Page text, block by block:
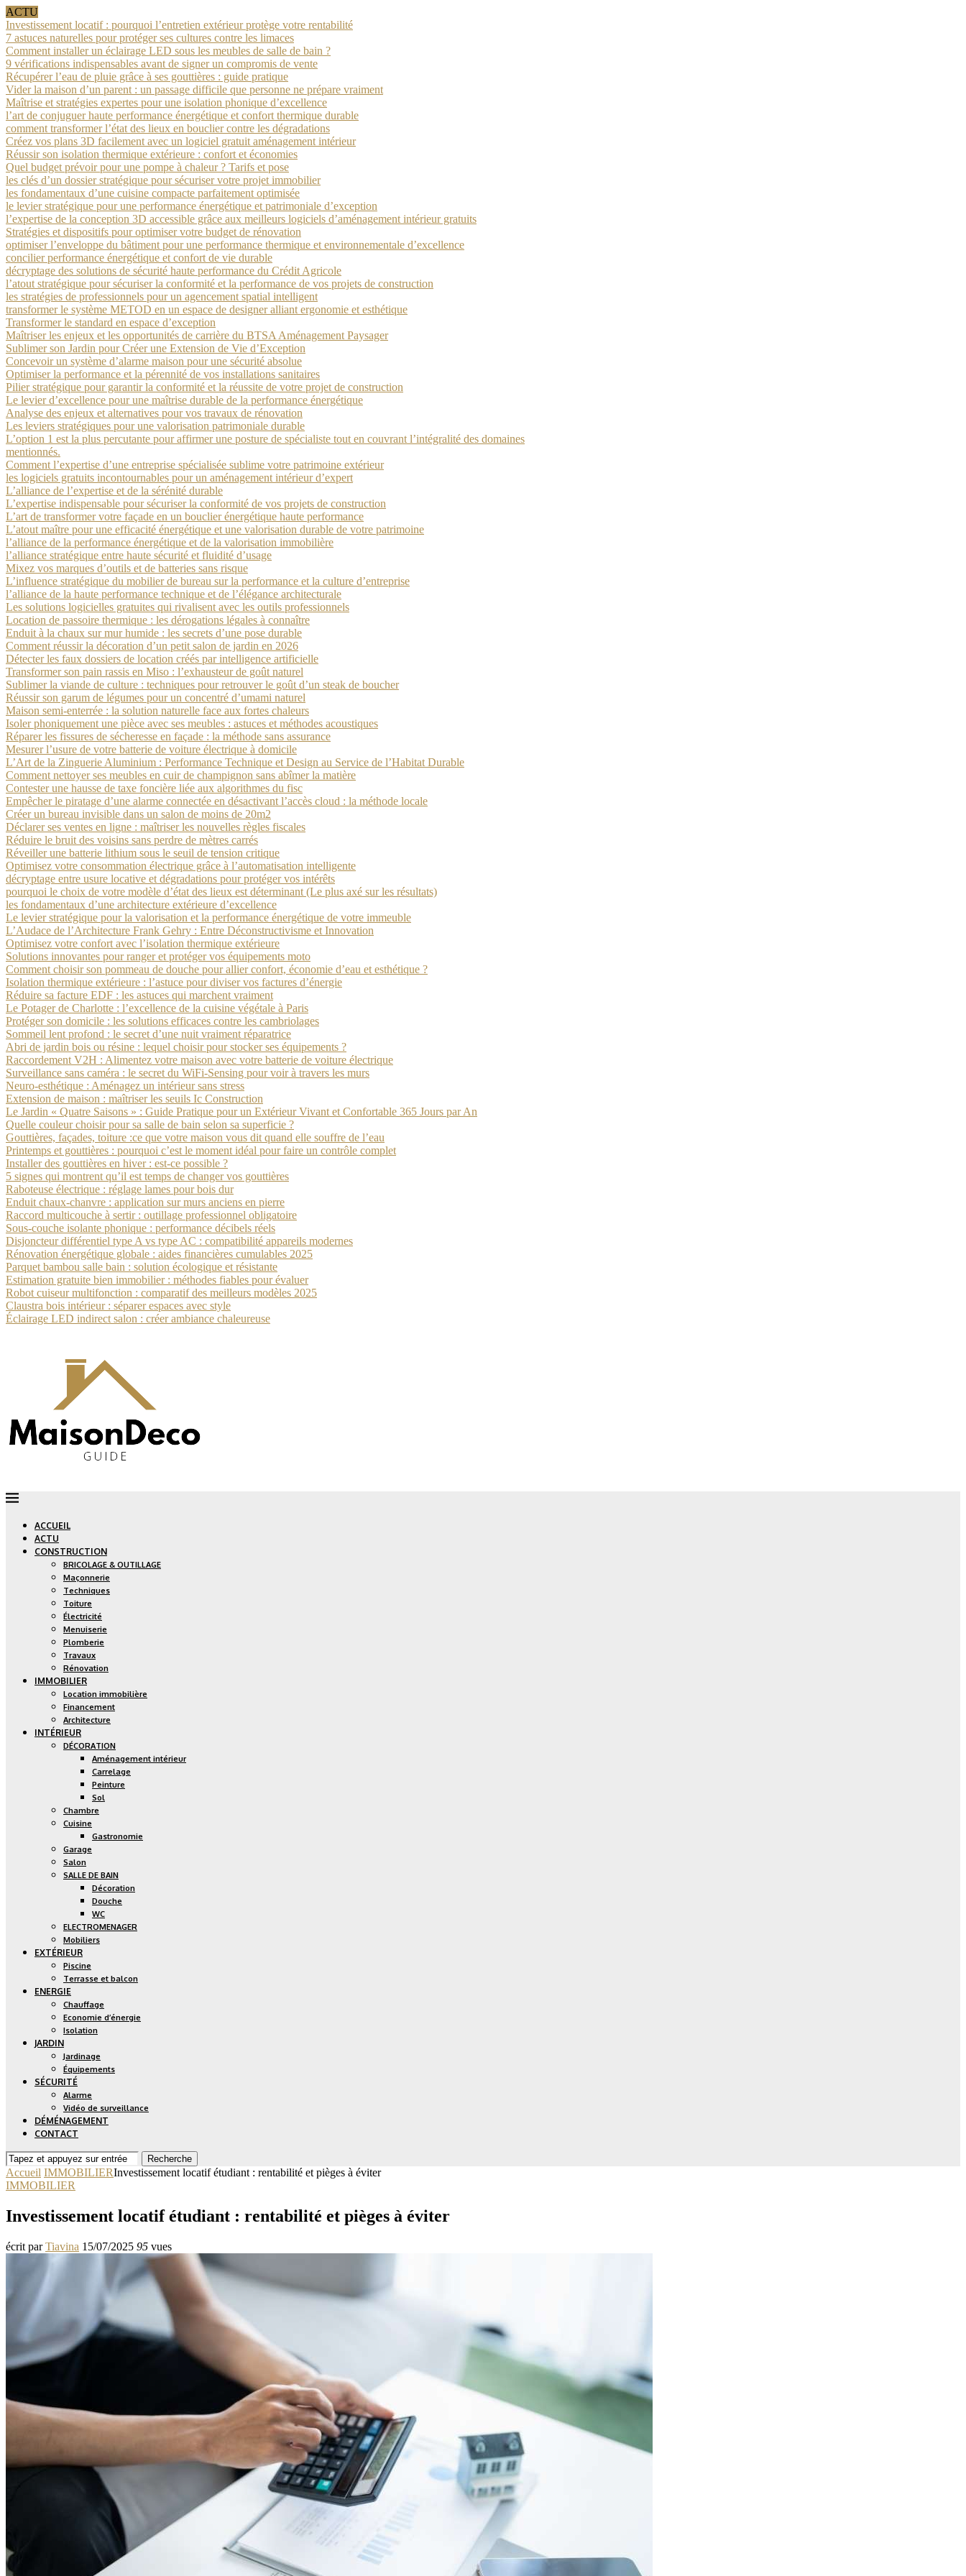
ACTU
Investissement locatif : pourquoi l’entretien extérieur protège votre rentabilité
7 astuces naturelles pour protéger ses cultures contre les limaces
Comment installer un éclairage LED sous les meubles de salle de bain ?
9 vérifications indispensables avant de signer un compromis de vente
Récupérer l’eau de pluie grâce à ses gouttières : guide pratique
Vider la maison d’un parent : un passage difficile que personne ne prépare vraiment
Maîtrise et stratégies expertes pour une isolation phonique d’excellence
l’art de conjuguer haute performance énergétique et confort thermique durable
comment transformer l’état des lieux en bouclier contre les dégradations
Créez vos plans 3D facilement avec un logiciel gratuit aménagement intérieur
Réussir son isolation thermique extérieure : confort et économies
Quel budget prévoir pour une pompe à chaleur ? Tarifs et pose
les clés d’un dossier stratégique pour sécuriser votre projet immobilier
les fondamentaux d’une cuisine compacte parfaitement optimisée
le levier stratégique pour une performance énergétique et patrimoniale d’exception
l’expertise de la conception 3D accessible grâce aux meilleurs logiciels d’aménagement intérieur gratuits
Stratégies et dispositifs pour optimiser votre budget de rénovation
optimiser l’enveloppe du bâtiment pour une performance thermique et environnementale d’excellence
concilier performance énergétique et confort de vie durable
décryptage des solutions de sécurité haute performance du Crédit Agricole
l’atout stratégique pour sécuriser la conformité et la performance de vos projets de construction
les stratégies de professionnels pour un agencement spatial intelligent
transformer le système METOD en un espace de designer alliant ergonomie et esthétique
Transformer le standard en espace d’exception
Maîtriser les enjeux et les opportunités de carrière du BTSA Aménagement Paysager
Sublimer son Jardin pour Créer une Extension de Vie d’Exception
Concevoir un système d’alarme maison pour une sécurité absolue
Optimiser la performance et la pérennité de vos installations sanitaires
Pilier stratégique pour garantir la conformité et la réussite de votre projet de construction
Le levier d’excellence pour une maîtrise durable de la performance énergétique
Analyse des enjeux et alternatives pour vos travaux de rénovation
Les leviers stratégiques pour une valorisation patrimoniale durable
L’option 1 est la plus percutante pour affirmer une posture de spécialiste tout en couvrant l’intégralité des domaines
mentionnés.
Comment l’expertise d’une entreprise spécialisée sublime votre patrimoine extérieur
les logiciels gratuits incontournables pour un aménagement intérieur d’expert
L’alliance de l’expertise et de la sérénité durable
L’expertise indispensable pour sécuriser la conformité de vos projets de construction
L’art de transformer votre façade en un bouclier énergétique haute performance
L’atout maître pour une efficacité énergétique et une valorisation durable de votre patrimoine
l’alliance de la performance énergétique et de la valorisation immobilière
l’alliance stratégique entre haute sécurité et fluidité d’usage
Mixez vos marques d’outils et de batteries sans risque
L’influence stratégique du mobilier de bureau sur la performance et la culture d’entreprise
l’alliance de la haute performance technique et de l’élégance architecturale
Les solutions logicielles gratuites qui rivalisent avec les outils professionnels
Location de passoire thermique : les dérogations légales à connaître
Enduit à la chaux sur mur humide : les secrets d’une pose durable
Comment réussir la décoration d’un petit salon de jardin en 2026
Détecter les faux dossiers de location créés par intelligence artificielle
Transformer son pain rassis en Miso : l’exhausteur de goût naturel
Sublimer la viande de culture : techniques pour retrouver le goût d’un steak de boucher
Réussir son garum de légumes pour un concentré d’umami naturel
Maison semi-enterrée : la solution naturelle face aux fortes chaleurs
Isoler phoniquement une pièce avec ses meubles : astuces et méthodes acoustiques
Réparer les fissures de sécheresse en façade : la méthode sans assurance
Mesurer l’usure de votre batterie de voiture électrique à domicile
L’Art de la Zinguerie Aluminium : Performance Technique et Design au Service de l’Habitat Durable
Comment nettoyer ses meubles en cuir de champignon sans abîmer la matière
Contester une hausse de taxe foncière liée aux algorithmes du fisc
Empêcher le piratage d’une alarme connectée en désactivant l’accès cloud : la méthode locale
Créer un bureau invisible dans un salon de moins de 20m2
Déclarer ses ventes en ligne : maîtriser les nouvelles règles fiscales
Réduire le bruit des voisins sans perdre de mètres carrés
Réveiller une batterie lithium sous le seuil de tension critique
Optimisez votre consommation électrique grâce à l’automatisation intelligente
décryptage entre usure locative et dégradations pour protéger vos intérêts
pourquoi le choix de votre modèle d’état des lieux est déterminant (Le plus axé sur les résultats)
les fondamentaux d’une architecture extérieure d’excellence
Le levier stratégique pour la valorisation et la performance énergétique de votre immeuble
L’Audace de l’Architecture Frank Gehry : Entre Déconstructivisme et Innovation
Optimisez votre confort avec l’isolation thermique extérieure
Solutions innovantes pour ranger et protéger vos équipements moto
Comment choisir son pommeau de douche pour allier confort, économie d’eau et esthétique ?
Isolation thermique extérieure : l’astuce pour diviser vos factures d’énergie
Réduire sa facture EDF : les astuces qui marchent vraiment
Le Potager de Charlotte : l’excellence de la cuisine végétale à Paris
Protéger son domicile : les solutions efficaces contre les cambriolages
Sommeil lent profond : le secret d’une nuit vraiment réparatrice
Abri de jardin bois ou résine : lequel choisir pour stocker ses équipements ?
Raccordement V2H : Alimentez votre maison avec votre batterie de voiture électrique
Surveillance sans caméra : le secret du WiFi-Sensing pour voir à travers les murs
Neuro-esthétique : Aménagez un intérieur sans stress
Extension de maison : maîtriser les seuils Ic Construction
Le Jardin « Quatre Saisons » : Guide Pratique pour un Extérieur Vivant et Confortable 365 Jours par An
Quelle couleur choisir pour sa salle de bain selon sa superficie ?
Gouttières, façades, toiture :ce que votre maison vous dit quand elle souffre de l’eau
Printemps et gouttières : pourquoi c’est le moment idéal pour faire un contrôle complet
Installer des gouttières en hiver : est-ce possible ?
5 signes qui montrent qu’il est temps de changer vos gouttières
Raboteuse électrique : réglage lames pour bois dur
Enduit chaux-chanvre : application sur murs anciens en pierre
Raccord multicouche à sertir : outillage professionnel obligatoire
Sous-couche isolante phonique : performance décibels réels
Disjoncteur différentiel type A vs type AC : compatibilité appareils modernes
Rénovation énergétique globale : aides financières cumulables 2025
Parquet bambou salle bain : solution écologique et résistante
Estimation gratuite bien immobilier : méthodes fiables pour évaluer
Robot cuiseur multifonction : comparatif des meilleurs modèles 2025
Claustra bois intérieur : séparer espaces avec style
Éclairage LED indirect salon : créer ambiance chaleureuse
ACCUEIL
ACTU
CONSTRUCTION
BRICOLAGE & OUTILLAGE
Maçonnerie
Techniques
Toiture
Électricité
Menuiserie
Plomberie
Travaux
Rénovation
IMMOBILIER
Location immobilière
Financement
Architecture
INTÉRIEUR
DÉCORATION
Aménagement intérieur
Carrelage
Peinture
Sol
Chambre
Cuisine
Gastronomie
Garage
Salon
SALLE DE BAIN
Décoration
Douche
WC
ELECTROMENAGER
Mobiliers
EXTÉRIEUR
Piscine
Terrasse et balcon
ENERGIE
Chauffage
Economie d’énergie
Isolation
JARDIN
Jardinage
Équipements
SÉCURITÉ
Alarme
Vidéo de surveillance
DÉMÉNAGEMENT
CONTACT
Recherche
Accueil IMMOBILIERInvestissement locatif étudiant : rentabilité et pièges à éviter
IMMOBILIER
Investissement locatif étudiant : rentabilité et pièges à éviter
écrit parTiavina 15/07/2025 95 vues